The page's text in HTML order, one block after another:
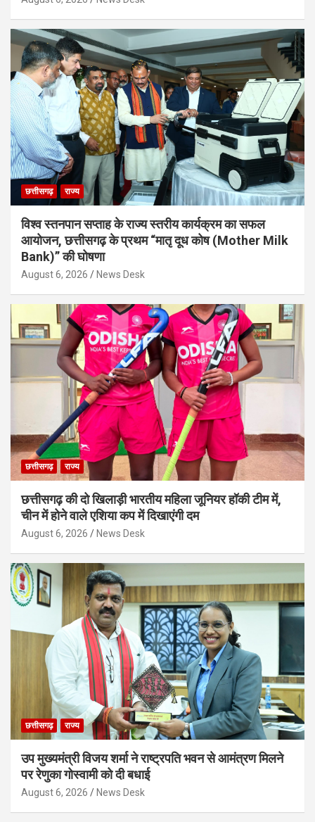
छत्तीसगढ़ राज्य
विश्व स्तनपान सप्ताह के राज्य स्तरीय कार्यक्रम का सफल
आयोजन, छत्तीसगढ़ के प्रथम “मातृ दूध कोष (Mother Milk
Bank)” की घोषणा
August 6, 2026 News Desk
छत्तीसगढ़ राज्य
छत्तीसगढ़ की दो खिलाड़ी भारतीय महिला जूनियर हॉकी टीम में,
चीन में होने वाले एशिया कप में दिखाएंगी दम
August 6, 2026 News Desk
छत्तीसगढ़ राज्य
उप मुख्यमंत्री विजय शर्मा ने राष्ट्रपति भवन से आमंत्रण मिलने
पर रेणुका गोस्वामी को दी बधाई
August 6, 2026 News Desk